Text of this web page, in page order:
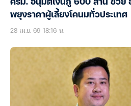
ครม. อนุมัติเงินกู้ 600 ล้าน ช่วย
พยุงราคาผู้เลี้ยงโคนมทั่วประเทศ
28 เม.ย. 69 18:16 น.